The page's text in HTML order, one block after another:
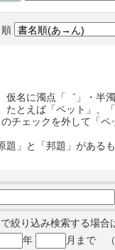
仮名に濁点「゛」・半
たとえば「ペット」、
のチェックを外して「
題」と「邦題」がある
絞り込み検索する場合
年 月まで （